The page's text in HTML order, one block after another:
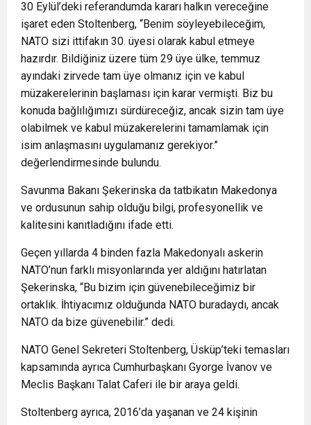
30 Eylül’deki referandumda kararı halkın vereceğine
işaret eden Stoltenberg, “Benim söyleyebileceğim,
NATO sizi ittifakın 30. üyesi olarak kabul etmeye
hazırdır. Bildiğiniz üzere tüm 29 üye ülke, temmuz
ayındaki zirvede tam üye olmanız için ve kabul
müzakerelerinin başlaması için karar vermişti. Biz bu
konuda bağlılığımızı sürdüreceğiz, ancak sizin tam üye
olabilmek ve kabul müzakerelerini tamamlamak için
isim anlaşmasını uygulamanız gerekiyor.”
değerlendirmesinde bulundu.
Savunma Bakanı Şekerinska da tatbikatın Makedonya
ve ordusunun sahip olduğu bilgi, profesyonellik ve
kalitesini kanıtladığını ifade etti.
Geçen yıllarda 4 binden fazla Makedonyalı askerin
NATO’nun farklı misyonlarında yer aldığını hatırlatan
Şekerinska, “Bu bizim için güvenebileceğimiz bir
ortaklık. İhtiyacımız olduğunda NATO buradaydı, ancak
NATO da bize güvenebilir.” dedi.
NATO Genel Sekreteri Stoltenberg, Üsküp’teki temasları
kapsamında ayrıca Cumhurbaşkanı Gyorge İvanov ve
Meclis Başkanı Talat Caferi ile bir araya geldi.
Stoltenberg ayrıca, 2016’da yaşanan ve 24 kişinin